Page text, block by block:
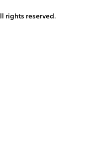
rights reserved.